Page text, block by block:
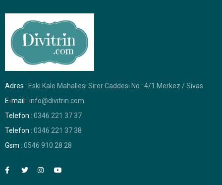
Adres : Eski Kale Mahallesi Sirer Caddesi No : 4/1 Merkez / Sivas
E-mail : info@divitrin.com
Telefon : 0346 221 37 37
Telefon : 0346 221 37 38
Gsm : 0546 910 28 28